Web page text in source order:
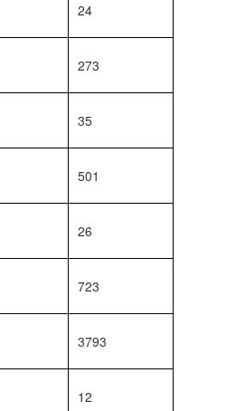
24
273
35
501
26
723
3793
12